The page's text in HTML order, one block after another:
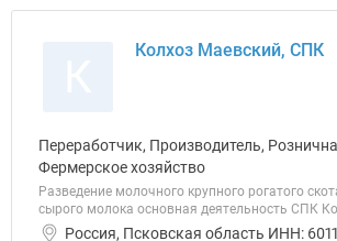
Колхоз Маевский, СПК
Переработчик, Производитель,
Фермерское хозяйство
Разведение молочного крупного рогатого
сырого молока основная деятельность СПК
Россия, Псковская область ИНН: